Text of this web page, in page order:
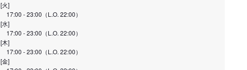
[火]
17:00 - 23:00（L.O. 22:00）
[水]
17:00 - 23:00（L.O. 22:00）
[木]
17:00 - 23:00（L.O. 22:00）
[金]